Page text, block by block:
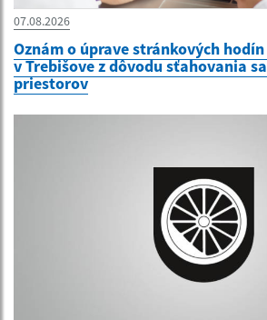
07.08.2026
Oznám o úprave stránkových
v Trebišove z dôvodu sťahovania
priestorov